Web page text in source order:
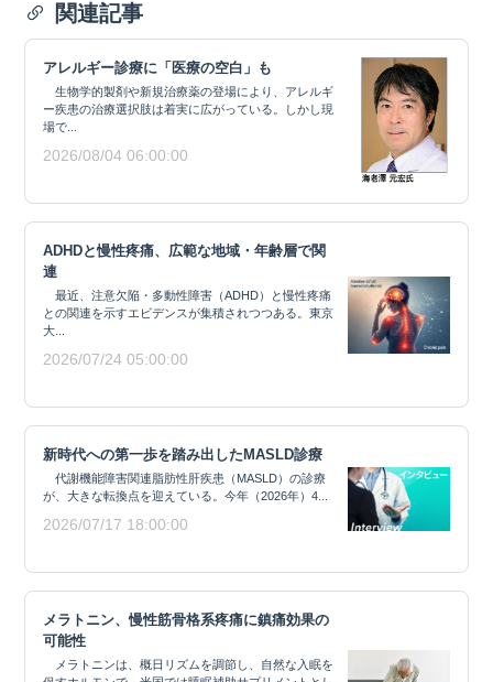
関連記事
アレルギー診療に「医療の空白」も
生物学的製剤や新規治療薬の登場により、アレルギ
ー疾患の治療選択肢は着実に広がっている。しかし現
場で...
2026/08/04 06:00:00
ADHDと慢性疼痛、広範な地域・年齢層で関
連
最近、注意欠陥・多動性障害（ADHD）と慢性疼痛
との関連を示すエビデンスが集積されつつある。東京
大...
2026/07/24 05:00:00
新時代への第一歩を踏み出したMASLD診療
代謝機能障害関連脂肪性肝疾患（MASLD）の診療
が、大きな転換点を迎えている。今年（2026年）4...
2026/07/17 18:00:00
メラトニン、慢性筋骨格系疼痛に鎮痛効果の
可能性
メラトニンは、概日リズムを調節し、自然な入眠を